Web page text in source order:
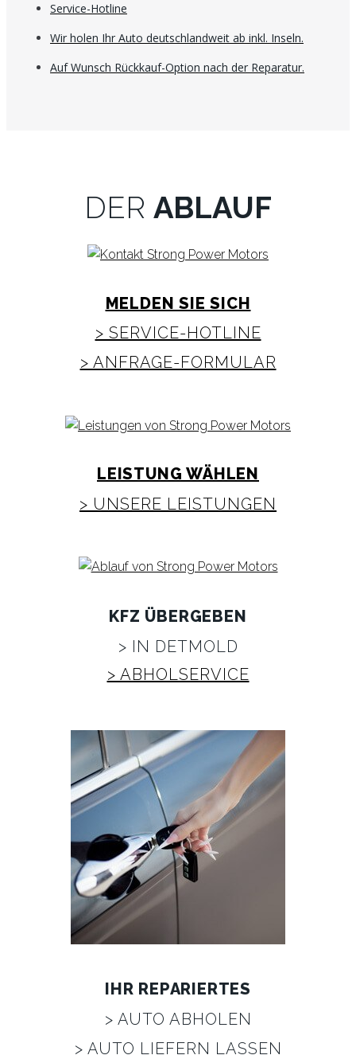
Service-Hotline
Wir holen Ihr Auto deutschlandweit ab inkl. Inseln.
Auf Wunsch Rückkauf-Option nach der Reparatur.
DER ABLAUF
MELDEN SIE SICH
> SERVICE-HOTLINE
> ANFRAGE-FORMULAR
LEISTUNG WÄHLEN
> UNSERE LEISTUNGEN
KFZ ÜBERGEBEN
> IN DETMOLD
> ABHOLSERVICE
IHR REPARIERTES
> AUTO ABHOLEN
> AUTO LIEFERN LASSEN